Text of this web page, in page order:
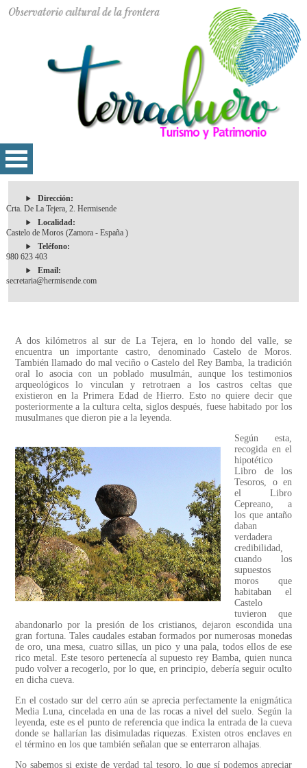
Dirección:
Crta. De La Tejera, 2. Hermisende
Localidad:
Castelo de Moros (Zamora - España )
Teléfono:
980 623 403
Email:
secretaria@hermisende.com
A dos kilómetros al sur de La Tejera, en lo hondo del valle, se
encuentra un importante castro, denominado Castelo de Moros.
También llamado do mal veciño o Castelo del Rey Bamba, la tradición
oral lo asocia con un poblado musulmán, aunque los testimonios
arqueológicos lo vinculan y retrotraen a los castros celtas que
existieron en la Primera Edad de Hierro. Esto no quiere decir que
posteriormente a la cultura celta, siglos después, fuese habitado por los
musulmanes que dieron pie a la leyenda.
Según esta,
recogida en el
hipotético
Libro de los
Tesoros, o en
el Libro
Cepreano, a
los que antaño
daban
verdadera
credibilidad,
cuando los
supuestos
moros que
habitaban el
Castelo
tuvieron que
abandonarlo por la presión de los cristianos, dejaron escondida una
gran fortuna. Tales caudales estaban formados por numerosas monedas
de oro, una mesa, cuatro sillas, un pico y una pala, todos ellos de ese
rico metal. Este tesoro pertenecía al supuesto rey Bamba, quien nunca
pudo volver a recogerlo, por lo que, en principio, debería seguir oculto
en dicha cueva.
En el costado sur del cerro aún se aprecia perfectamente la enigmática
Media Luna, cincelada en una de las rocas a nivel del suelo. Según la
leyenda, este es el punto de referencia que indica la entrada de la cueva
donde se hallarían las disimuladas riquezas. Existen otros enclaves en
el término en los que también señalan que se enterraron alhajas.
No sabemos si existe de verdad tal tesoro, lo que sí podemos apreciar